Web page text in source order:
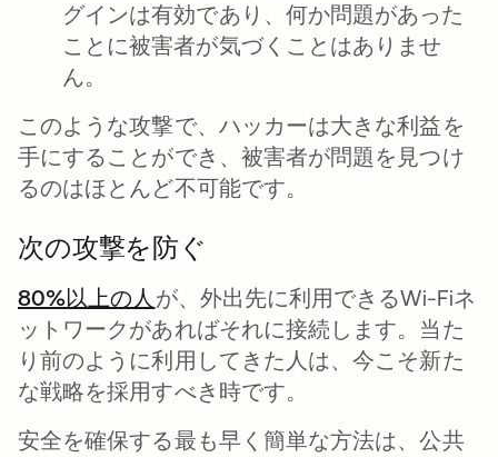
グインは有効であり、何か問題があった
ことに被害者が気づくことはありませ
ん。
このような攻撃で、ハッカーは大きな利益を
手にすることができ、被害者が問題を見つけ
るのはほとんど不可能です。
次の攻撃を防ぐ
80%以上の人 新しいタブで開く
が、外出先に利用できるWi-Fiネ
ットワークがあればそれに接続します。当た
り前のように利用してきた人は、今こそ新た
な戦略を採用すべき時です。
安全を確保する最も早く簡単な方法は、公共